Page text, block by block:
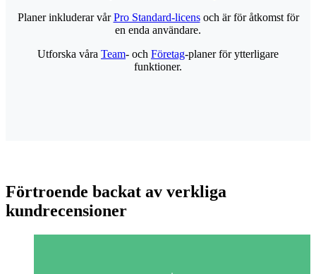
Planer inkluderar vårPro Standard-licensoch är för åtkomst för
en enda användare.
Utforska våra Team- och Företag-planer för ytterligare
funktioner.
Förtroende backat av verkliga
kundrecensioner